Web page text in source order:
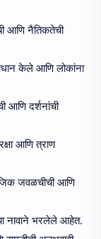
आणि नैतिकतेची
केले आणि लोकांना
आणि दर्शनांची
आणि त्राण
जवळचीची आणि
नावाने भरलेले आहेत.